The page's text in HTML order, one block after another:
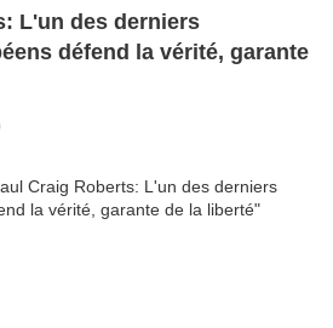
L'un des derniers
défend la vérité, garante